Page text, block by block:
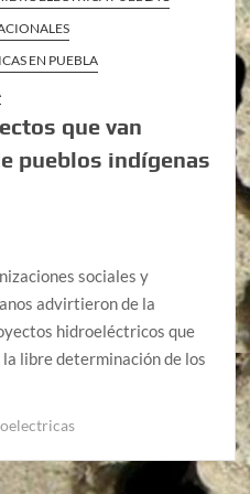
EN PUEBLA
que van
pueblos indígenas
sociales y
advirtieron de la
hidroeléctricos que
libre determinación de los